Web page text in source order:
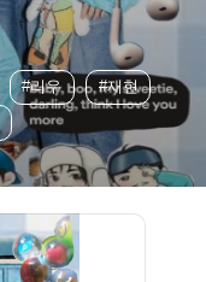
#리우
#재현